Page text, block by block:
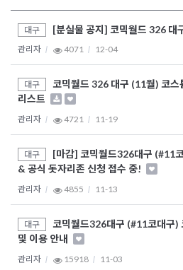
대구 [분실물 공지] 코믹월드 326 대
관리자 4071 12-04
대구
코믹월드 326 대구 (11월) 코스
리스트
관리자 4721 11-19
대구
[마감] 코믹월드326대구 (#11
& 공식 돗자리존 신청 접수 중!
관리자 4855 11-13
대구
코믹월드326대구 (#11코대구)
및 이용 안내
관리자 15918 11-03